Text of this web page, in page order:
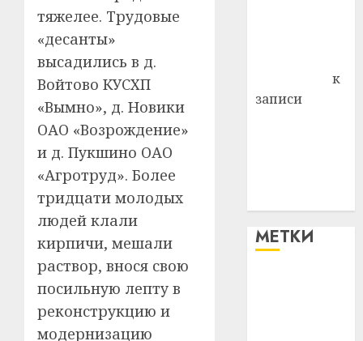
тяжелее. Трудовые
«десанты»
высадились в д.
Войтово КУСХП
«Вымно», д. Новики
ОАО «Возрождение»
и д. Пукшино ОАО
«Агротруд». Более
тридцати молодых
людей клали
кирпичи, мешали
раствор, внося свою
посильную лепту в
реконструкцию и
модернизацию
к
записи
МЕТКИ